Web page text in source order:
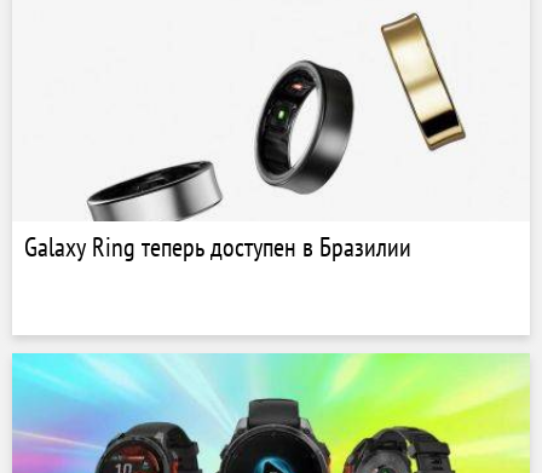
Galaxy Ring теперь доступен в Бразилии